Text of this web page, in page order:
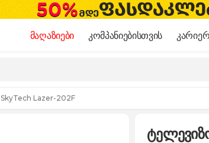
მაღაზიები კომპანიებისთვის
Lazer-202F